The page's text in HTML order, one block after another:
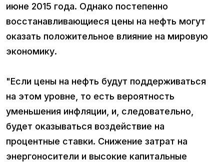
июне 2015 года. Однако постепенно
восстанавливающиеся цены на нефть могут
оказать положительное влияние на мировую
экономику.
"Если цены на нефть будут поддерживаться
на этом уровне, то есть вероятность
уменьшения инфляции, и, следовательно,
будет оказываться воздействие на
процентные ставки. Снижение затрат на
энергоносители и высокие капитальные